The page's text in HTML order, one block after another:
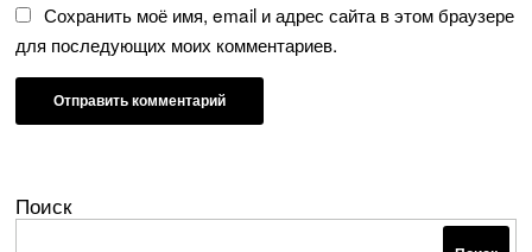
Сохранить моё имя, email и адрес сайта в этом браузере
для последующих моих комментариев.
Поиск